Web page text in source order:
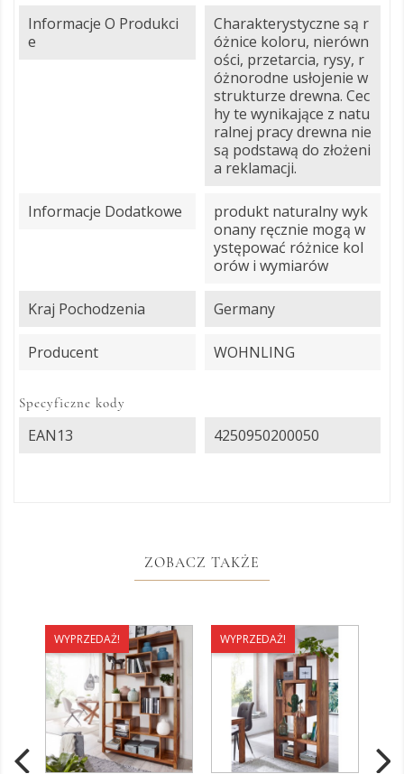
Informacje O Produkci
E
Charakterystyczne są r
óżnice koloru, nierówn
ości, przetarcia, rysy, r
óżnorodne usłojenie w
strukturze drewna. Cec
hy te wynikające z natu
ralnej pracy drewna nie
są podstawą do złożeni
a reklamacji.
Informacje Dodatkowe
produkt naturalny wyk
onany ręcznie mogą w
ystępować różnice kol
orów i wymiarów
Kraj Pochodzenia Germany
Producent WOHNLING
Specyficzne kody
EAN13 4250950200050
ZOBACZ TAKŻE
WYPRZEDAŻ! WYPRZEDAŻ!